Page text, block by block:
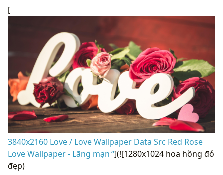
[
3840x2160 Love / Love Wallpaper Data Src Red Rose
Love Wallpaper - Lãng mạn “](![1280x1024 hoa hồng đỏ
đẹp)